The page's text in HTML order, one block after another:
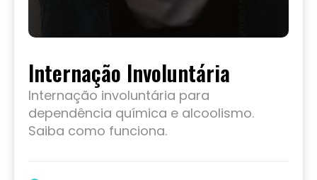
Internação Involuntária
Internação involuntária para
dependência química e alcoolismo.
Saiba como funciona.